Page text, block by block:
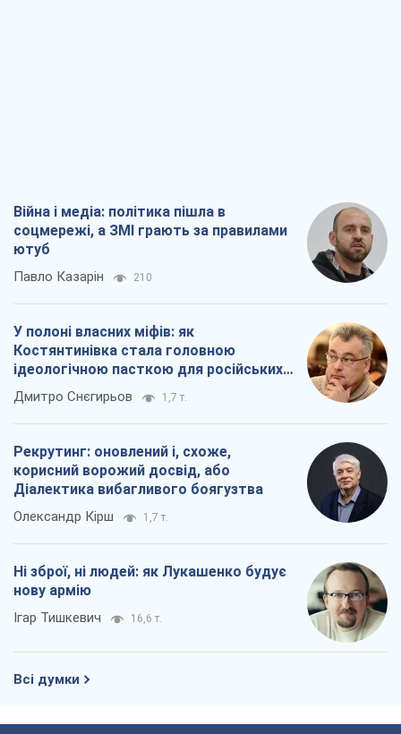
Війна і медіа: політика пішла в
соцмережі, а ЗМІ грають за правилами
ютуб
Павло Казарін 210
У полоні власних міфів: як
Костянтинівка стала головною
ідеологічною пасткою для російських
окупантів
Дмитро Снєгирьов 1,7 т.
Рекрутинг: оновлений і, схоже,
корисний ворожий досвід, або
Діалектика вибагливого боягузтва
Олександр Кірш 1,7 т.
Ні зброї, ні людей: як Лукашенко будує
нову армію
Ігар Тишкевич 16,6 т.
Всі думки